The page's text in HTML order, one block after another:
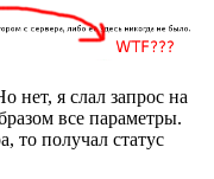
нет, я слал запрос на
все параметры.
то получал статус